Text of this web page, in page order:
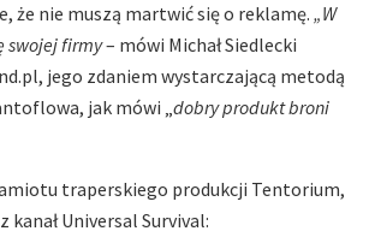
że nie muszą martwić się o reklamę. „W
swojej firmy– mówi Michał Siedlecki
jego zdaniem wystarczającą metodą
jak mówi „dobry produkt broni
traperskiego produkcji Tentorium,
Universal Survival: